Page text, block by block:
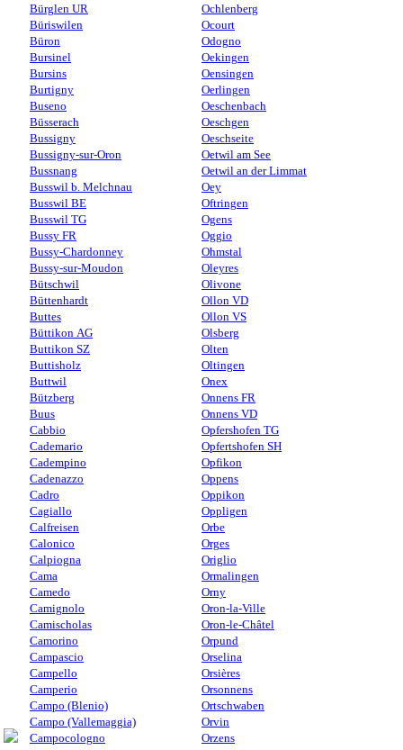
Bürglen UR
Büriswilen
Büron
Bursinel
Bursins
Burtigny
Buseno
Büsserach
Bussigny
Bussigny-sur-Oron
Bussnang
Busswil b. Melchnau
Busswil BE
Busswil TG
Bussy FR
Bussy-Chardonney
Bussy-sur-Moudon
Bütschwil
Büttenhardt
Buttes
Büttikon AG
Buttikon SZ
Buttisholz
Buttwil
Bützberg
Buus
Cabbio
Cademario
Cadempino
Cadenazzo
Cadro
Cagiallo
Calfreisen
Calonico
Calpiogna
Cama
Camedo
Camignolo
Camischolas
Camorino
Campascio
Campello
Camperio
Campo (Blenio)
Campo (Vallemaggia)
Campocologno
Ochlenberg
Ocourt
Odogno
Oekingen
Oensingen
Oerlingen
Oeschenbach
Oeschgen
Oeschseite
Oetwil am See
Oetwil an der Limmat
Oey
Oftringen
Ogens
Oggio
Ohmstal
Oleyres
Olivone
Ollon VD
Ollon VS
Olsberg
Olten
Oltingen
Onex
Onnens FR
Onnens VD
Opfershofen TG
Opfertshofen SH
Opfikon
Oppens
Oppikon
Oppligen
Orbe
Orges
Origlio
Ormalingen
Orny
Oron-la-Ville
Oron-le-Châtel
Orpund
Orselina
Orsières
Orsonnens
Ortschwaben
Orvin
Orzens